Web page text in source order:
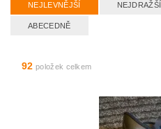
NEJLEVNĚJŠÍ NEJDRAŽŠÍ
ABECEDNĚ
92 položek celkem